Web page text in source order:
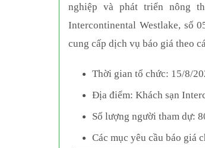
nghiệp và phát triển nông
Intercontinental Westlake, số
cung cấp dịch vụ báo giá theo
Thời gian tổ chức: 15/8/
Địa điểm: Khách sạn
Số lượng người tham dự:
Các mục yêu cầu báo giá